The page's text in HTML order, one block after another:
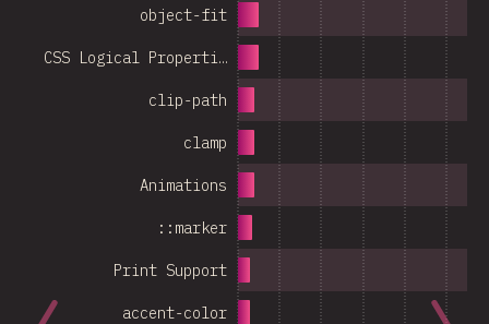
accent-color
Print Support
::marker
Animations
clamp
clip-path
CSS Logical Properti…
object-fit